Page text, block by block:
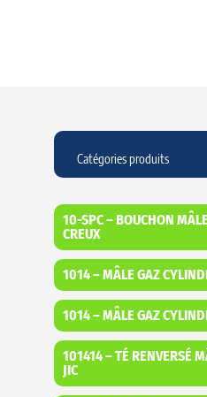
10-SPC – BOUCHON
CREUX
1014 – MÂLE GAZ
1014 – MÂLE GAZ
101414 – TÉ RENVERSÉ
JIC